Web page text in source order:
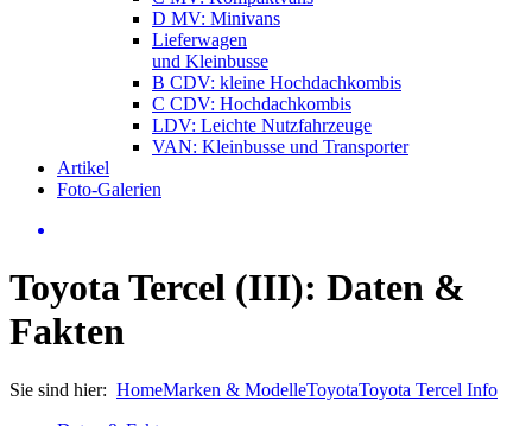
D MV: Minivans
Lieferwagen
und Kleinbusse
B CDV: kleine Hochdachkombis
C CDV: Hochdachkombis
LDV: Leichte Nutzfahrzeuge
VAN: Kleinbusse und Transporter
Artikel
Foto-Galerien
Toyota Tercel (III): Daten &
Fakten
Sie sind hier: HomeMarken & ModelleToyotaToyota Tercel Info